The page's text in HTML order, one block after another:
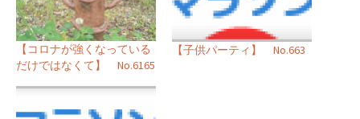
【コロナが強くなっている
だけではなくて】 No.6165
【子供パーティ】 No.663